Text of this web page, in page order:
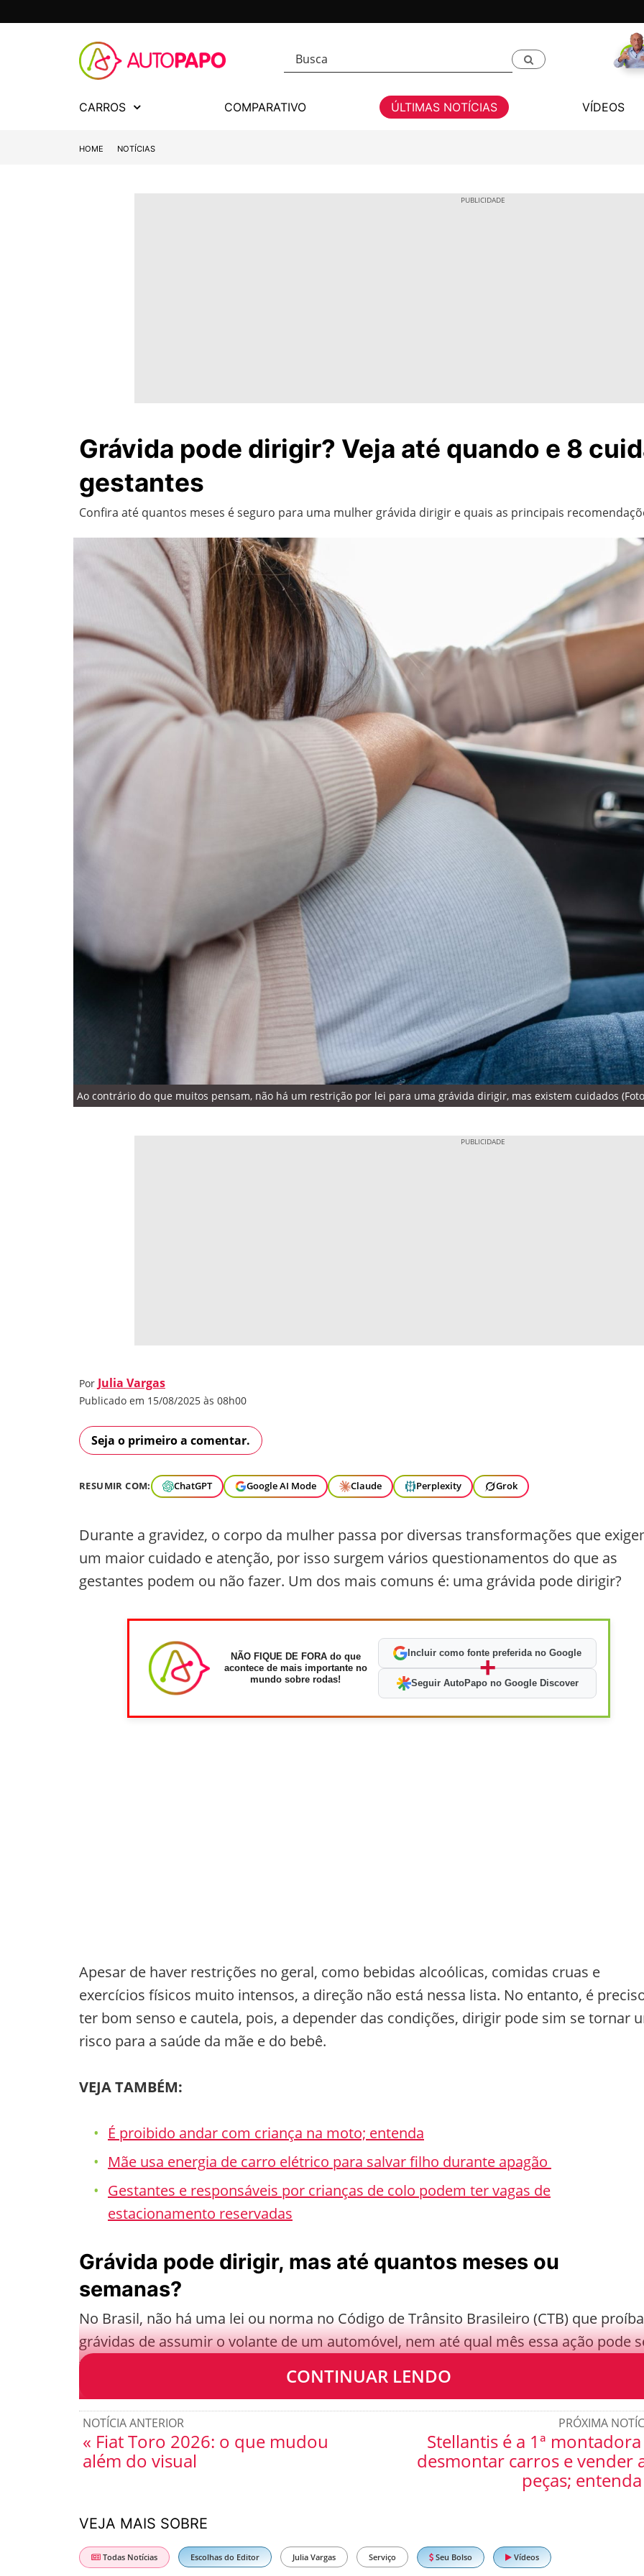
CARROS COMPARATIVO ÚLTIMAS NOTÍCIAS VÍDEOS
HOME NOTÍCIAS
Grávida pode dirigir? Veja até quando e 8
gestantes
Confira até quantos meses é seguro para uma mulher grávida dirigir e quais as principais
Ao contrário do que muitos pensam, não há um restrição por lei para uma grávida dirigir, mas existem cuidados
Por Julia Vargas
Publicado em 15/08/2025 às 08h00
Seja o primeiro a comentar.
RESUMIR COM: ChatGPT Google AI Mode Claude Perplexity Grok
Durante a gravidez, o corpo da mulher passa por diversas transformações que
um maior cuidado e atenção, por isso surgem vários questionamentos do que as
gestantes podem ou não fazer. Um dos mais comuns é: uma grávida pode dirigir?
NÃO FIQUE DE FORA do que
acontece de mais importante no
mundo sobre rodas!
Incluir como fonte preferida no Google
+
Seguir AutoPapo no Google Discover
Apesar de haver restrições no geral, como bebidas alcoólicas, comidas cruas e
exercícios físicos muito intensos, a direção não está nessa lista. No entanto, é
ter bom senso e cautela, pois, a depender das condições, dirigir pode sim se tornar
risco para a saúde da mãe e do bebê.
VEJA TAMBÉM:
É proibido andar com criança na moto; entenda
Mãe usa energia de carro elétrico para salvar filho durante apagão
Gestantes e responsáveis por crianças de colo podem ter vagas de
estacionamento reservadas
Grávida pode dirigir, mas até quantos meses ou
semanas?
No Brasil, não há uma lei ou norma no Código de Trânsito Brasileiro (CTB) que proíba
grávidas de assumir o volante de um automóvel, nem até qual mês essa ação pode
feita.
CONTINUAR LENDO
PRÓXIMA
Stellantis é a 1ª
desmontar carros e vender
peças;
NOTÍCIA ANTERIOR
« Fiat Toro 2026: o que mudou
além do visual
VEJA MAIS SOBRE
Todas Notícias Escolhas do Editor Julia Vargas Serviço Seu Bolso Vídeos